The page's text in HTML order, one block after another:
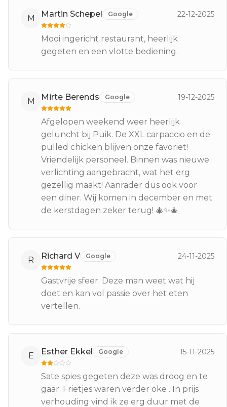
M Martin Schepel Google 22-12-2025
Mooi ingericht restaurant, heerlijk
gegeten en een vlotte bediening.
M Mirte Berends Google 19-12-2025
Afgelopen weekend weer heerlijk
geluncht bij Puik. De XXL carpaccio en de
pulled chicken blijven onze favoriet!
Vriendelijk personeel. Binnen was nieuwe
verlichting aangebracht, wat het erg
gezellig maakt! Aanrader dus ook voor
een diner. Wij komen in december en met
de kerstdagen zeker terug! 🎄✨🎄
R Richard V Google 24-11-2025
Gastvrije sfeer. Deze man weet wat hij
doet en kan vol passie over het eten
vertellen.
E Esther Ekkel Google 15-11-2025
Sate spies gegeten deze was droog en te
gaar. Frietjes waren verder oke . In prijs
verhouding vind ik ze erg duur met de